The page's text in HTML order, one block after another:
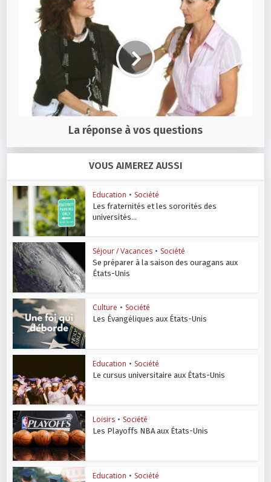
La réponse à vos questions
VOUS AIMEREZ AUSSI
Education • Société
Les fraternités et les sororités des
universités...
Séjour / Vacances • Société
Se préparer à la saison des ouragans aux
États-Unis
Culture • Société
Les Évangéliques aux États-Unis
Education • Société
Le cursus universitaire aux États-Unis
Loisirs • Société
Les Playoffs NBA aux États-Unis
Education • Société